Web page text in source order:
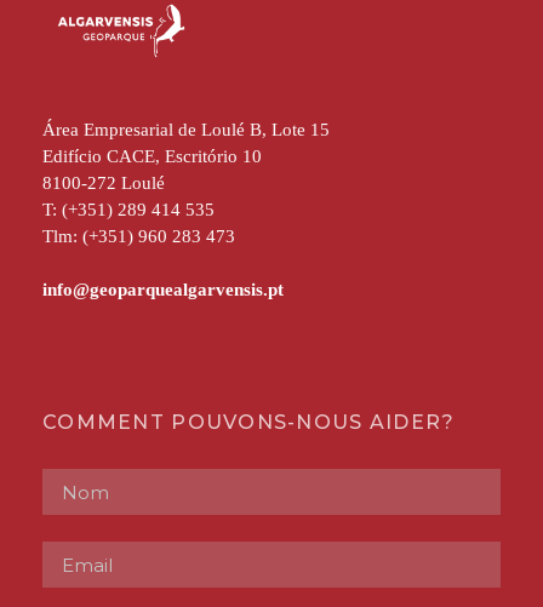
Área Empresarial de Loulé B, Lote 15
Edifício CACE, Escritório 10
8100-272 Loulé
T: (+351) 289 414 535
Tlm: (+351) 960 283 473
COMMENT POUVONS-NOUS AIDER?